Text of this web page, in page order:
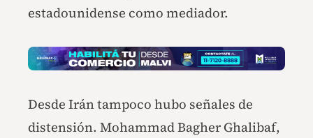
estadounidense como mediador.
Desde Irán tampoco hubo señales de
distensión. Mohammad Bagher Ghalibaf,